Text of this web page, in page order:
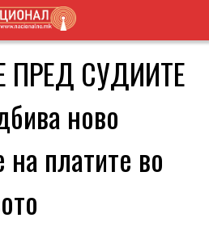
ПРЕД СУДИИТЕ
ново
платите во